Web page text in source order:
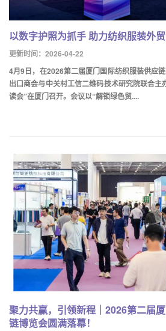
以数字护照为抓手 助力纺织服装外
更新时间：2026-04-22
4月9日，在2026第二届厦门国际纺织服装供应
出口商会与中关村工信二维码技术研究院联合
读会”在厦门召开。会议以“解锁绿色贸....
聚力共赢，引领新程｜2026第二届
链博览会圆满落幕！